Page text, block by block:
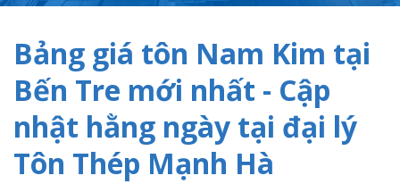
Bảng giá tôn Nam Kim tại
Bến Tre mới nhất - Cập
nhật hằng ngày tại đại lý
Tôn Thép Mạnh Hà